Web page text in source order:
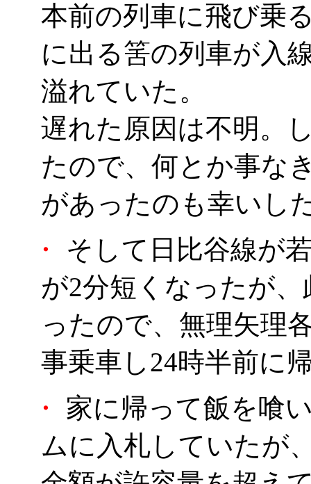
本前の列車に飛び乗
に出る筈の列車が入
溢れていた。
遅れた原因は不明。
たので、何とか事な
があったのも幸いし
・
そして日比谷線が
が2分短くなったが
ったので、無理矢理
事乗車し24時半前に
・
家に帰って飯を喰
ムに入札していたが